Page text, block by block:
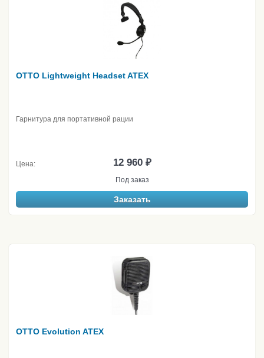
OTTO Lightweight Headset ATEX
Гарнитура для портативной рации
Цена: 12 960 ₽
Под заказ
Заказать
OTTO Evolution ATEX